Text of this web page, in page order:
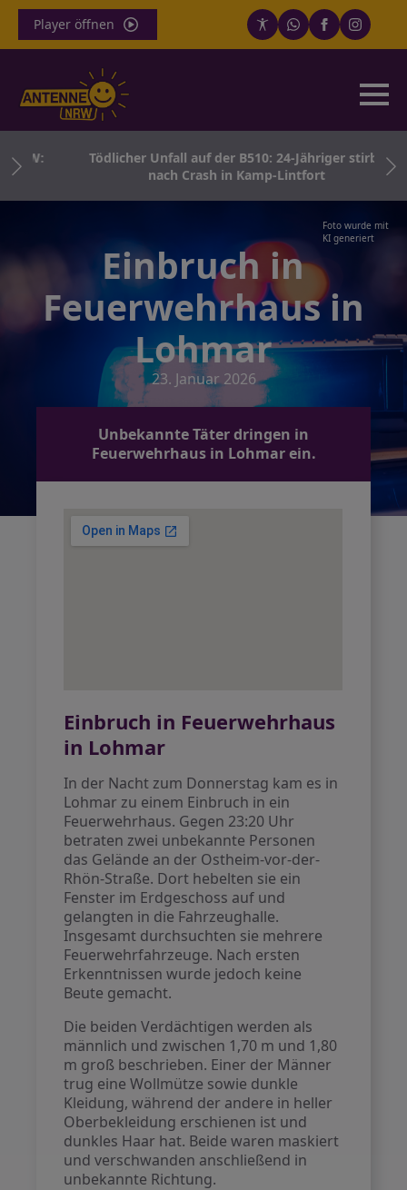
Player öffnen
Tödlicher Unfall auf der B510: 24-Jähriger stirbt
nach Crash in Kamp-Lintfort
Foto wurde mit
KI generiert
Einbruch in
Feuerwehrhaus in
Lohmar
23. Januar 2026
Unbekannte Täter dringen in
Feuerwehrhaus in Lohmar ein.
Einbruch in Feuerwehrhaus
in Lohmar
In der Nacht zum Donnerstag kam es in
Lohmar zu einem Einbruch in ein
Feuerwehrhaus. Gegen 23:20 Uhr
betraten zwei unbekannte Personen
das Gelände an der Ostheim-vor-der-
Rhön-Straße. Dort hebelten sie ein
Fenster im Erdgeschoss auf und
gelangten in die Fahrzeughalle.
Insgesamt durchsuchten sie mehrere
Feuerwehrfahrzeuge. Nach ersten
Erkenntnissen wurde jedoch keine
Beute gemacht.
Die beiden Verdächtigen werden als
männlich und zwischen 1,70 m und 1,80
m groß beschrieben. Einer der Männer
trug eine Wollmütze sowie dunkle
Kleidung, während der andere in heller
Oberbekleidung erschienen ist und
dunkles Haar hat. Beide waren maskiert
und verschwanden anschließend in
unbekannte Richtung.